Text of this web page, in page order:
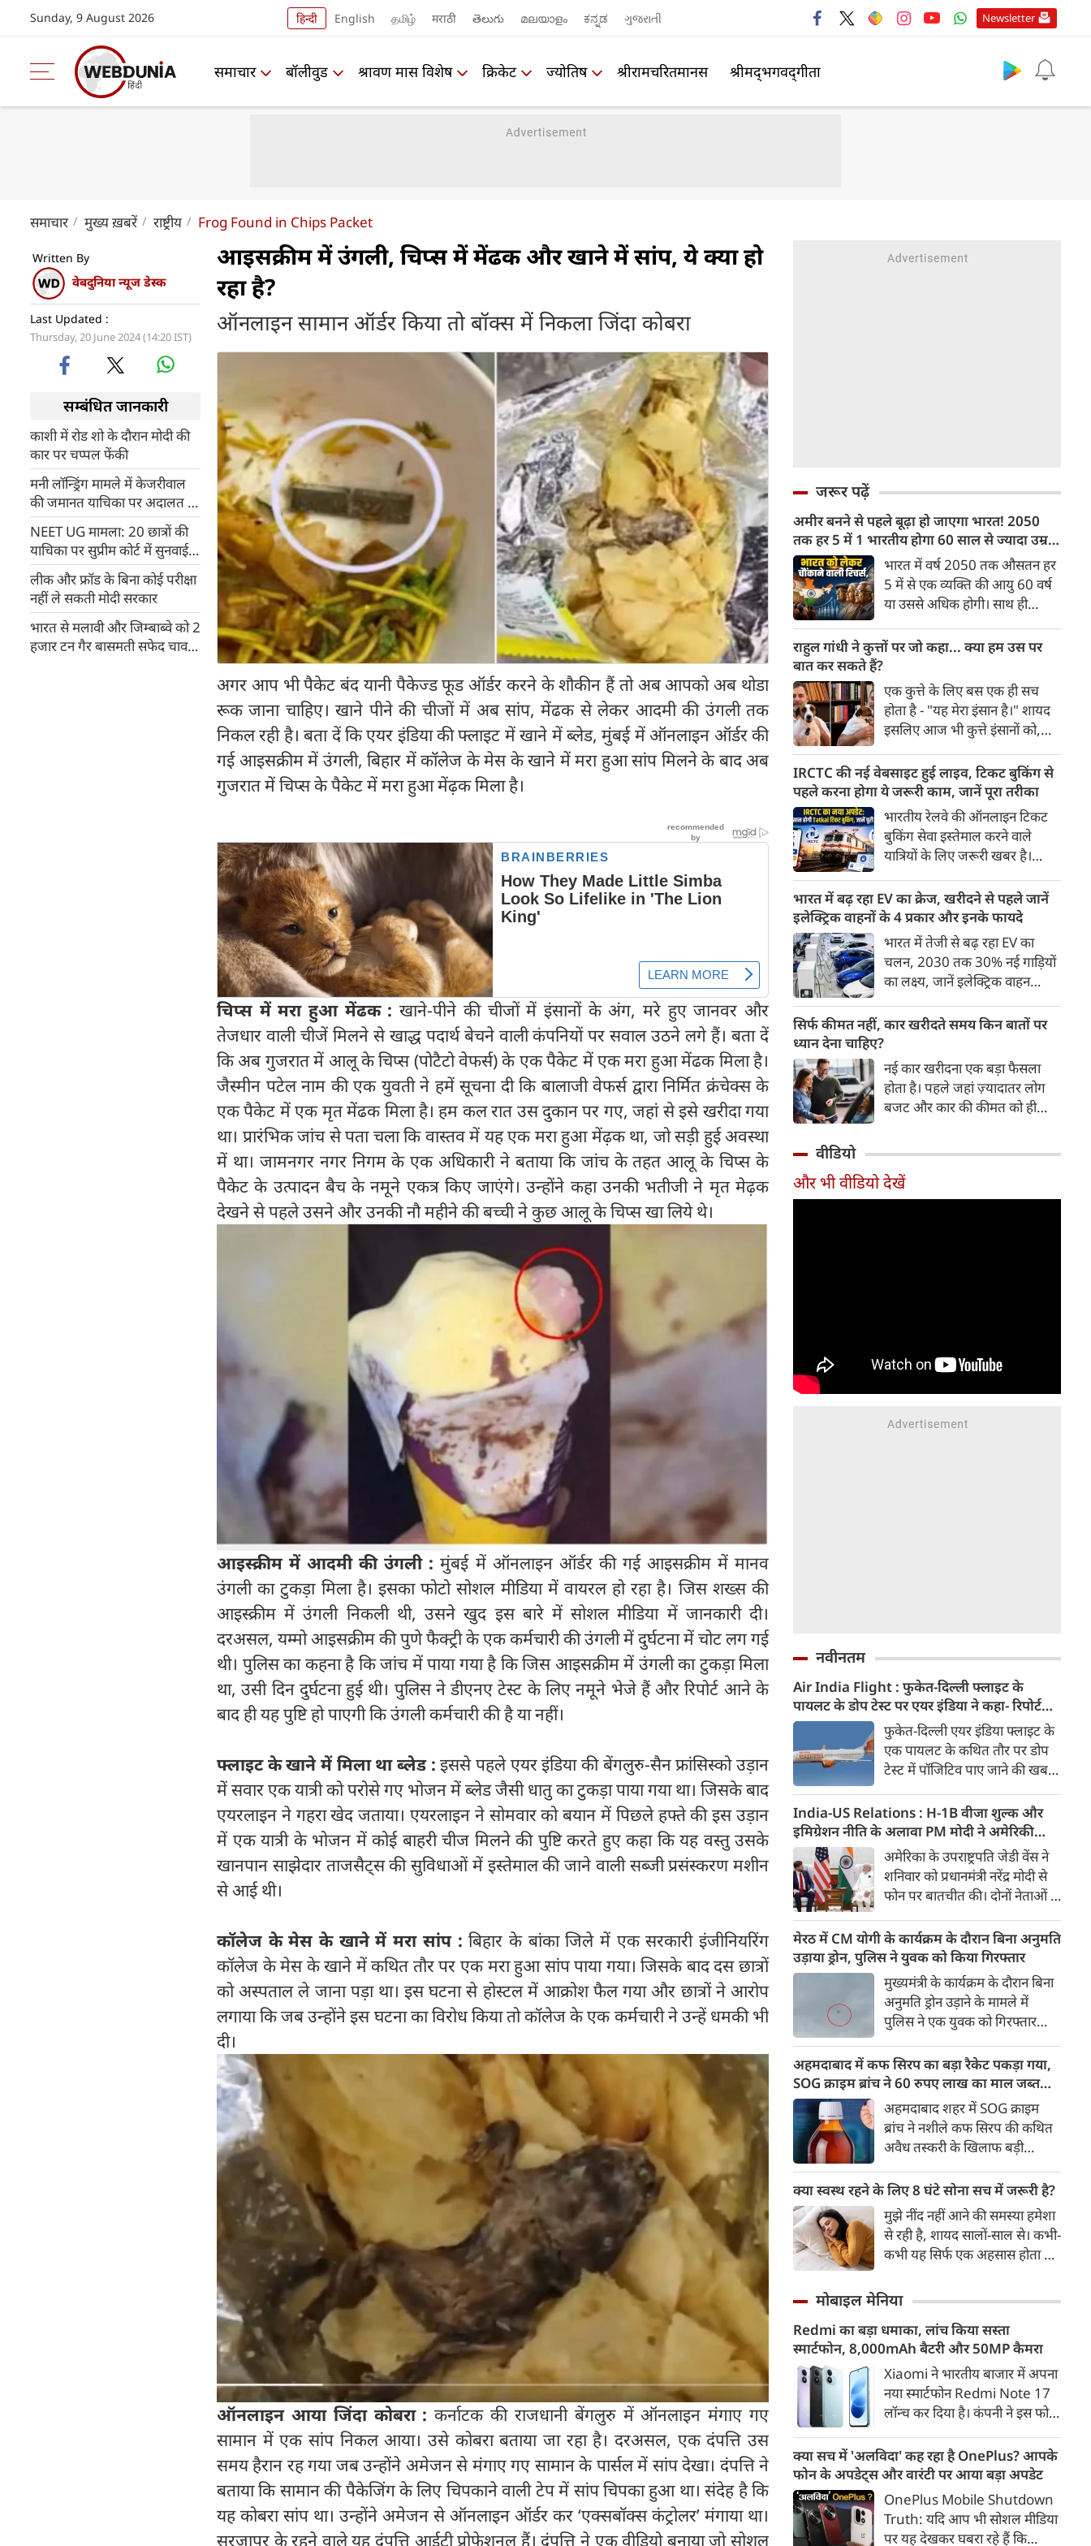
Sunday, 9 August 2026 हिन्दी English தமிழ் मराठी తెలుగు മലയാളം ಕನ್ನಡ ગુજરાતી Newsletter
समाचार बॉलीवुड श्रावण मास विशेष क्रिकेट ज्योतिष श्रीरामचरितमानस श्रीमद्‍भगवद्‍गीता
समाचार मुख्य ख़बरें राष्ट्रीय Frog Found in Chips Packet
Written By
वेबदुनिया न्यूज डेस्क
Last Updated :
Thursday, 20 June 2024 (14:20 IST)
सम्बंधित जानकारी
काशी में रोड शो के दौरान मोदी की
कार पर चप्पल फेंकी
मनी लॉन्ड्रिंग मामले में केजरीवाल
की जमानत याचिका पर अदालत ने
रखा फैसला सुरक्षित
NEET UG मामला: 20 छात्रों की
याचिका पर सुप्रीम कोर्ट में सुनवाई,
NTA से मांगा जवाब
लीक और फ्रॉड के बिना कोई परीक्षा
नहीं ले सकती मोदी सरकार
भारत से मलावी और जिम्बाब्वे को 2
हजार टन गैर बासमती सफेद चावल
आइसक्रीम में उंगली, चिप्‍स में मेंढक और खाने में सांप, ये क्‍या हो
रहा है?
ऑनलाइन सामान ऑर्डर किया तो बॉक्‍स में निकला जिंदा कोबरा
अगर आप भी पैकेट बंद यानी पैकेज्‍ड फूड ऑर्डर करने के शौकीन हैं तो अब आपको अब थोडा
रूक जाना चाहिए। खाने पीने की चीजों में अब सांप, मेंढक से लेकर आदमी की उंगली तक
निकल रही है। बता दें कि एयर इंडिया की फ्लाइट में खाने में ब्लेड, मुंबई में ऑनलाइन ऑर्डर की
गई आइसक्रीम में उंगली, बिहार में कॉलेज के मेस के खाने में मरा हुआ सांप मिलने के बाद अब
गुजरात में चिप्स के पैकेट में मरा हुआ मेंढ़क मिला है।
चिप्‍स में मरा हुआ मेंढक :खाने-पीने की चीजों में इंसानों के अंग, मरे हुए जानवर और
तेजधार वाली चीजें मिलने से खाद्ध पदार्थ बेचने वाली कंपनियों पर सवाल उठने लगे हैं। बता दें
कि अब गुजरात में आलू के चिप्स (पोटैटो वेफर्स) के एक पैकेट में एक मरा हुआ मेंढक मिला है।
जैस्मीन पटेल नाम की एक युवती ने हमें सूचना दी कि बालाजी वेफर्स द्वारा निर्मित क्रंचेक्स के
एक पैकेट में एक मृत मेंढक मिला है। हम कल रात उस दुकान पर गए, जहां से इसे खरीदा गया
था। प्रारंभिक जांच से पता चला कि वास्तव में यह एक मरा हुआ मेंढ़क था, जो सड़ी हुई अवस्था
में था। जामनगर नगर निगम के एक अधिकारी ने बताया कि जांच के तहत आलू के चिप्स के
पैकेट के उत्पादन बैच के नमूने एकत्र किए जाएंगे। उन्होंने कहा उनकी भतीजी ने मृत मेढ़क
देखने से पहले उसने और उनकी नौ महीने की बच्ची ने कुछ आलू के चिप्स खा लिये थे।
आइस्‍क्रीम में आदमी की उंगली : मुंबई में ऑनलाइन ऑर्डर की गई आइसक्रीम में मानव
उंगली का टुकड़ा मिला है। इसका फोटो सोशल मीडिया में वायरल हो रहा है। जिस शख्‍स की
आइस्‍क्रीम में उंगली निकली थी, उसने खुद इस बारे में सोशल मीडिया में जानकारी दी।
दरअसल, यम्मो आइसक्रीम की पुणे फैक्ट्री के एक कर्मचारी की उंगली में दुर्घटना में चोट लग गई
थी। पुलिस का कहना है कि जांच में पाया गया है कि जिस आइसक्रीम में उंगली का टुकड़ा मिला
था, उसी दिन दुर्घटना हुई थी। पुलिस ने डीएनए टेस्ट के लिए नमूने भेजे हैं और रिपोर्ट आने के
बाद ही यह पुष्टि हो पाएगी कि उंगली कर्मचारी की है या नहीं।
फ्लाइट के खाने में मिला था ब्लेड :इससे पहले एयर इंडिया की बेंगलुरु-सैन फ्रांसिस्को उड़ान
में सवार एक यात्री को परोसे गए भोजन में ब्लेड जैसी धातु का टुकड़ा पाया गया था। जिसके बाद
एयरलाइन ने गहरा खेद जताया। एयरलाइन ने सोमवार को बयान में पिछले हफ्ते की इस उड़ान
में एक यात्री के भोजन में कोई बाहरी चीज मिलने की पुष्टि करते हुए कहा कि यह वस्तु उसके
खानपान साझेदार ताजसैट्स की सुविधाओं में इस्तेमाल की जाने वाली सब्जी प्रसंस्करण मशीन
से आई थी।
कॉलेज के मेस के खाने में मरा सांप :बिहार के बांका जिले में एक सरकारी इंजीनियरिंग
कॉलेज के मेस के खाने में कथित तौर पर एक मरा हुआ सांप पाया गया। जिसके बाद दस छात्रों
को अस्पताल ले जाना पड़ा था। इस घटना से होस्टल में आक्रोश फैल गया और छात्रों ने आरोप
लगाया कि जब उन्होंने इस घटना का विरोध किया तो कॉलेज के एक कर्मचारी ने उन्हें धमकी भी
दी।
ऑनलाइन आया जिंदा कोबरा :कर्नाटक की राजधानी बेंगलुरु में ऑनलाइन मंगाए गए
सामान में एक सांप निकल आया। उसे कोबरा बताया जा रहा है। दरअसल, एक दंपत्ति उस
समय हैरान रह गया जब उन्होंने अमेजन से मंगाए गए सामान के पार्सल में सांप देखा। दंपत्ति ने
बताया कि सामान की पैकेजिंग के लिए चिपकाने वाली टेप में सांप चिपका हुआ था। संदेह है कि
यह कोबरा सांप था। उन्होंने अमेजन से ऑनलाइन ऑर्डर कर ‘एक्सबॉक्स कंट्रोलर’ मंगाया था।
सरजापुर के रहने वाले यह दंपत्ति आईटी प्रोफेशनल हैं। दंपत्ति ने एक वीडियो बनाया जो सोशल
जरूर पढ़ें
अमीर बनने से पहले बूढ़ा हो जाएगा भारत! 2050
तक हर 5 में 1 भारतीय होगा 60 साल से ज्यादा उम्र
का
भारत में वर्ष 2050 तक औसतन हर
5 में से एक व्यक्ति की आयु 60 वर्ष
या उससे अधिक होगी। साथ ही
भारत में रहेंगे। ‘ट्रांसफॉर्म रूरल
अनुसार भारत विकसित देशों के
विपरीत समृद्ध बनने से पहले ही वृद्ध
होती आबादी वाले देश की श्रेणी में
पहुंच रहा है।
राहुल गांधी ने कुत्तों पर जो कहा... क्या हम उस पर
बात कर सकते हैं?
एक कुत्ते के लिए बस एक ही सच
होता है - "यह मेरा इंसान है।" शायद
इसलिए आज भी कुत्ते इंसानों को,
भू-राजनीति से लेकर कृत्रिम
बुद्धिमत्ता, जलवायु परिवर्तन से लेकर
क्रिकेट तक हर विषय पर बहस कर
सकते हैं, तो उस जीव पर भी एक
गंभीर चर्चा बनती है जिसने किसी भी
सभ्यता से पहले इंसान का साथ चुना
था। दुर्भाग्य यह है कि आज कुत्तों के
बारे में हमारी राय पशु-चिकित्सकों,
व्यवहार वैज्ञानिकों या विशेषज्ञों से
कम... और व्हाट्सऐप यूनिवर्सिटी से
ज़्यादा बनती है।
IRCTC की नई वेबसाइट हुई लाइव, टिकट बुकिंग से
पहले करना होगा ये जरूरी काम, जानें पूरा तरीका
भारतीय रेलवे की ऑनलाइन टिकट
बुकिंग सेवा इस्तेमाल करने वाले
यात्रियों के लिए जरूरी खबर है।
वेबसाइट का बीटा वर्जन लॉन्च कर
दिया है। करीब 24 साल पुराने
इंटरफेस के बाद वेबसाइट को नए
डिजाइन और कई नए फीचर्स के साथ
अपडेट किया गया है।
भारत में बढ़ रहा EV का क्रेज, खरीदने से पहले जानें
इलेक्ट्रिक वाहनों के 4 प्रकार और इनके फायदे
भारत में तेजी से बढ़ रहा EV का
चलन, 2030 तक 30% नई गाड़ियों
का लक्ष्य, जानें इलेक्ट्रिक वाहन
200 अरब रुपए का मौका
सिर्फ कीमत नहीं, कार खरीदते समय किन बातों पर
ध्यान देना चाहिए?
नई कार खरीदना एक बड़ा फैसला
होता है। पहले जहां ज़्यादातर लोग
बजट और कार की कीमत को ही
खरीदते समय किन बातों पर ध्यान
देना चाहिए।
वीडियो
और भी वीडियो देखें
नवीनतम
Air India Flight : फुकेत-दिल्ली फ्लाइट के
पायलट के डोप टेस्ट पर एयर इंडिया ने कहा- रिपोर्ट
नहीं मिली, टिप्पणी की स्थिति में नहीं
फुकेत-दिल्ली एयर इंडिया फ्लाइट के
एक पायलट के कथित तौर पर डोप
टेस्ट में पॉजिटिव पाए जाने की खबरों
अभी तक टेस्ट रिपोर्ट उपलब्ध नहीं
कराई गई है। एयरलाइन ने कहा कि
रिपोर्ट उसके पास नहीं होने के कारण
वह इस मामले में किसी निष्कर्ष पर
टिप्पणी करने की स्थिति में नहीं है।
India-US Relations : H-1B वीजा शुल्क और
इमिग्रेशन नीति के अलावा PM मोदी ने अमेरिकी
उपराष्ट्रपति जेडी वेंस किन मुद्दों पर की चर्चा
अमेरिका के उपराष्ट्रपति जेडी वेंस ने
शनिवार को प्रधानमंत्री नरेंद्र मोदी से
फोन पर बातचीत की। दोनों नेताओं ने
रणनीतिक साझेदारी को और मजबूत
करने के तरीकों पर चर्चा की।
बातचीत के दौरान व्यापार, रक्षा,
ऊर्जा सुरक्षा, महत्वपूर्ण खनिज और
उभरती तकनीकों जैसे प्रमुख मुद्दों पर
विचार-विमर्श हुआ।
मेरठ में CM योगी के कार्यक्रम के दौरान बिना अनुमति
उड़ाया ड्रोन, पुलिस ने युवक को किया गिरफ्तार
मुख्यमंत्री के कार्यक्रम के दौरान बिना
अनुमति ड्रोन उड़ाने के मामले में
पुलिस ने एक युवक को गिरफ्तार
दो ड्रोन उड़ते हुए दिखाई दिए थे। जांच
में एक ड्रोन सरकारी और पूर्व अनुमति
से उड़ाया जा रहा था, जबकि दूसरा
ड्रोन बिना अनुमति उड़ता पाया गया।
अहमदाबाद में कफ सिरप का बड़ा रैकेट पकड़ा गया,
SOG क्राइम ब्रांच ने 60 रुपए लाख का माल जब्त
किया
अहमदाबाद शहर में SOG क्राइम
ब्रांच ने नशीले कफ सिरप की कथित
अवैध तस्करी के खिलाफ बड़ी
GPO पोस्ट ऑफिस के पास से
प्रतिबंधित कफ सिरप का बड़ा जखीरा
पकड़ा गया है। पुलिस की प्रारंभिक
जांच में सामने आया है कि पोस्टल
सर्विस का इस्तेमाल करके कफ सिरप
रहा था।
क्या स्वस्थ रहने के लिए 8 घंटे सोना सच में जरूरी है?
मुझे नींद नहीं आने की समस्या हमेशा
से रही है, शायद सालों-साल से। कभी-
कभी यह सिर्फ एक अहसास होता है,
बात मुझे पता है, क्योंकि मेरी घड़ी
तो मेरी यह घड़ी भी इस समस्या की
एक बड़ी वजह हो सकती है। यह मुझे
लगातार समय पर सोने की याद
दिलाती रहती है और हर सुबह खराब
‘स्लीप स्कोर' दिखाकर परेशान करती
मोबाइल मेनिया
Redmi का बड़ा धमाका, लांच किया सस्ता
स्मार्टफोन, 8,000mAh बैटरी और 50MP कैमरा
Xiaomi ने भारतीय बाजार में अपना
नया स्मार्टफोन Redmi Note 17
लॉन्च कर दिया है। कंपनी ने इस फोन
डिस्प्ले, 8,000mAh की बड़ी बैटरी
और Qualcomm Snapdragon
चिपसेट के साथ पेश किया है। फोन में
50MP का मेन कैमरा दिया गया है।
इसके अलावा Redmi Note 17 में
क्या सच में 'अलविदा' कह रहा है OnePlus? आपके
फोन के अपडेट्स और वारंटी पर आया बड़ा अपडेट
OnePlus Mobile Shutdown
Truth: यदि आप भी सोशल मीडिया
पर यह देखकर घबरा रहे हैं कि